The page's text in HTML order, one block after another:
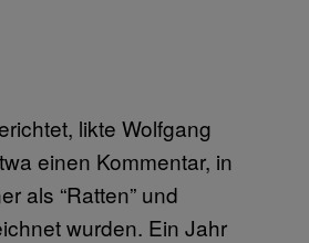
likte Wolfgang
einen Kommentar, in
als “Ratten” und
wurden. Ein Jahr